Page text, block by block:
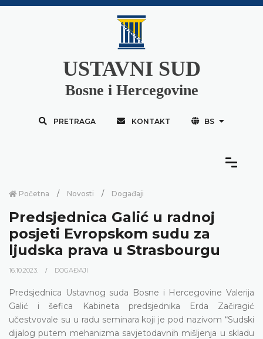
USTAVNI SUD
Bosne i Hercegovine
PRETRAGA KONTAKT BS
Početna Novosti Događaji
Predsjednica Galić u radnoj
posjeti Evropskom sudu za
ljudska prava u Strasbourgu
16.10.2023. DOGAĐAJI
Predsjednica Ustavnog suda Bosne i Hercegovine Valerija
Galić i šefica Kabineta predsjednika Erda Začiragić
učestvovale su u radu seminara koji je pod nazivom “Sudski
dijalog putem mehanizma savjetodavnih mišljenja u skladu